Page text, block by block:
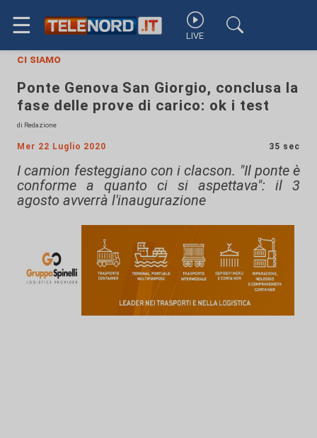
☰ LIVE
ci siamo
Ponte Genova San Giorgio, conclusa la
fase delle prove di carico: ok i test
di Redazione
Mer 22 Luglio 2020 35 sec
I camion festeggiano con i clacson. "Il ponte è
conforme a quanto ci si aspettava": il 3
agosto avverrà l'inaugurazione